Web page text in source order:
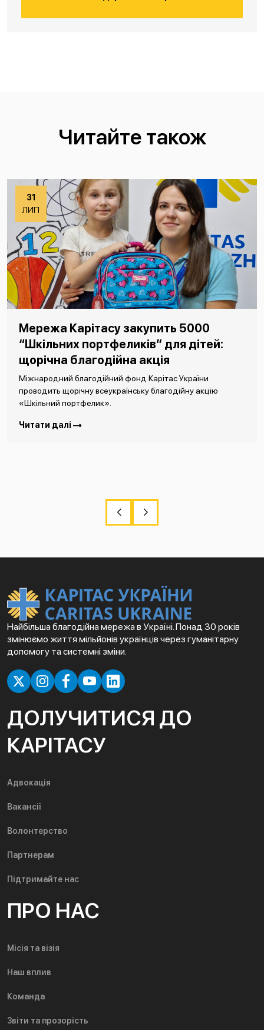
Читайте також
31
ЛИП
Мережа Карітасу закупить 5000
“Шкільних портфеликів” для дітей:
щорічна благодійна акція
Міжнародний благодійний фонд Карітас України
проводить щорічну всеукраїнську благодійну акцію
«Шкільний портфелик».
Читати далі
Найбільша благодійна мережа в Україні. Понад 30 років
змінюємо життя мільйонів українців через гуманітарну
допомогу та системні зміни.
ДОЛУЧИТИСЯ ДО
КАРІТАСУ
Адвокація
Вакансії
Волонтерство
Партнерам
Підтримайте нас
ПРО НАС
Місія та візія
Наш вплив
Команда
Звіти та прозорість